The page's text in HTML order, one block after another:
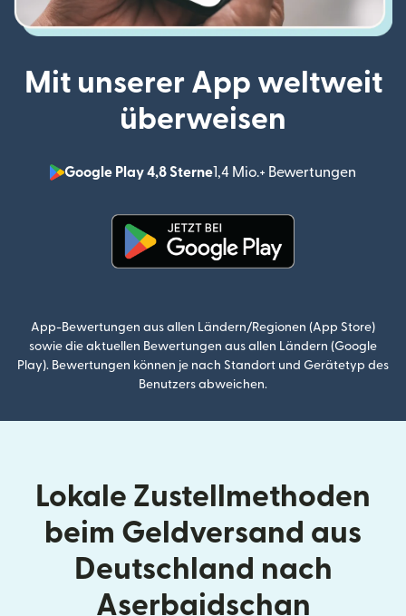
Mit unserer App weltweit
überweisen
Google Play 4,8 Sterne1,4 Mio.+ Bewertungen
App-Bewertungen aus allen Ländern/Regionen (App Store)
sowie die aktuellen Bewertungen aus allen Ländern (Google
Play). Bewertungen können je nach Standort und Gerätetyp des
Benutzers abweichen.
Lokale Zustellmethoden
beim Geldversand aus
Deutschland nach
Aserbaidschan